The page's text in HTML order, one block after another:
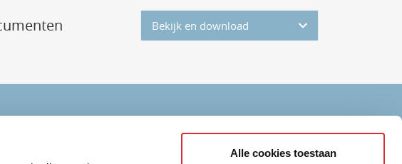
Alle cookies toestaan
Bekijk en download